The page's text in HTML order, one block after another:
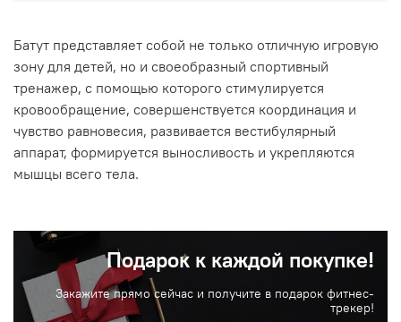
Батут представляет собой не только отличную игровую
зону для детей, но и своеобразный спортивный
тренажер, с помощью которого стимулируется
кровообращение, совершенствуется координация и
чувство равновесия, развивается вестибулярный
аппарат, формируется выносливость и укрепляются
мышцы всего тела.
Подарок к каждой покупке!
Закажите прямо сейчас и получите в подарок фитнес-
трекер!